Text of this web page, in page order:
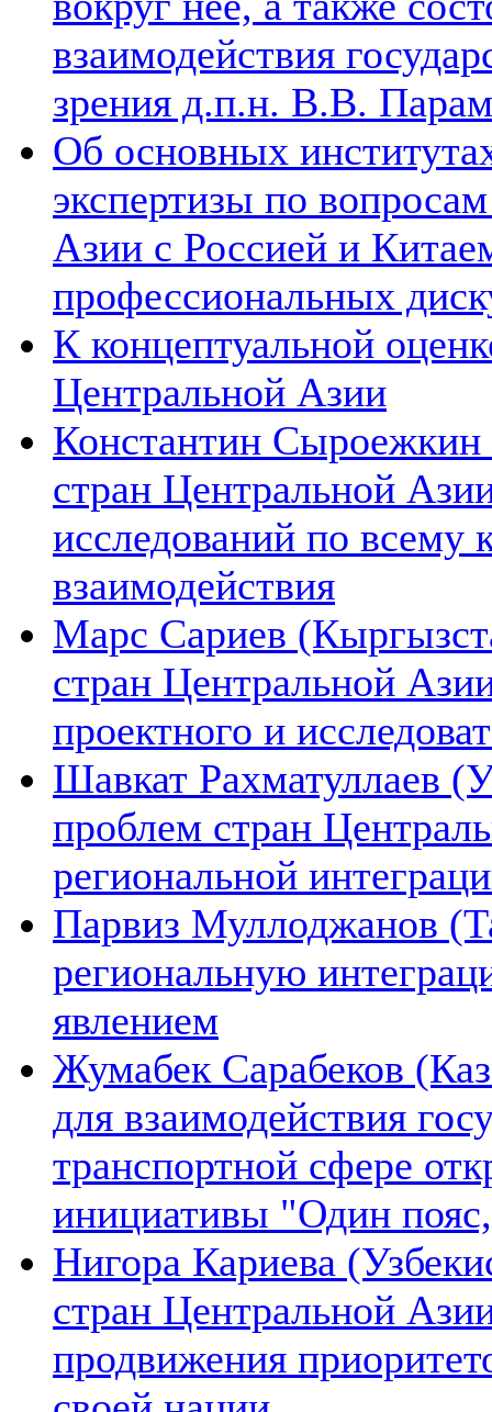
взаимодействия
зрения д.п.н. В.В.
Об основных
экспертизы по
Азии с Россией и
профессиональных
К концептуальной
Центральной Азии
Константин Сыроежкин
стран Центральной
исследований по всему
взаимодействия
Марс Сариев
стран Центральной
проектного и
Шавкат Рахматуллаев
проблем стран
региональной
Парвиз Муллоджанов
региональную
явлением
Жумабек Сарабеков
для взаимодействия
транспортной сфере
инициативы "Один
Нигора Кариева
стран Центральной
продвижения